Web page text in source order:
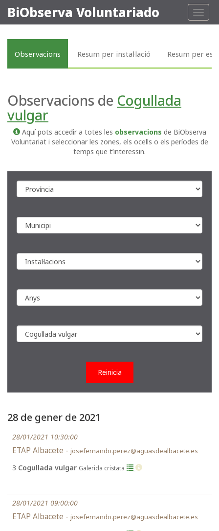
Toggle
BiObserva Voluntariado
Observacions Resum per instal·lació Resum per
Observacions de Cogullada
vulgar
Aquí pots accedir a totes les observacions de BiObserva
Voluntariat i seleccionar les zones, els ocells o els períodes de
temps que t’interessin.
Reinicia
28 de gener de 2021
28/01/2021 10:30:00
ETAP Albacete - josefernando.perez@aguasdealbacete.es
3 Cogullada vulgar Galerida cristata
28/01/2021 09:00:00
ETAP Albacete - josefernando.perez@aguasdealbacete.es